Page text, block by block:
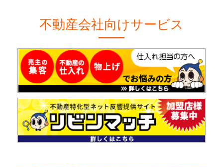
不動産会社向けサービス